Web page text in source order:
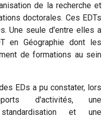
de la recherche et
doctorales. Ces EDTs
Une seule d'entre elles a
en Géographie dont les
de formations au sein
EDs a pu constater, lors
d'activités, une
et une